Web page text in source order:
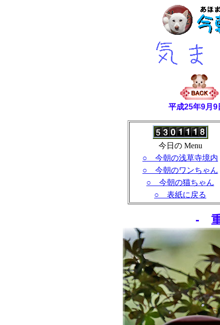
平成25年9月
今日の Menu
○ 今朝の浅草寺境内
○ 今朝のワンちゃん
○ 今朝の猫ちゃん
○ 表紙に戻る
-